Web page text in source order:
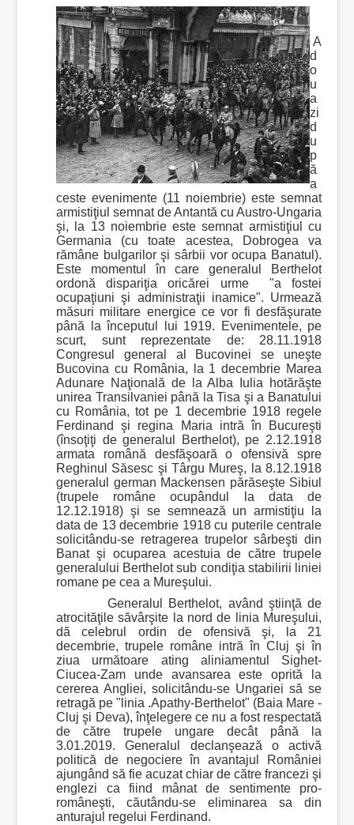
A
d
o
u
a
zi
d
u
p
ă
a
ceste evenimente (11 noiembrie) este semnat
armistiţiul semnat de Antantă cu Austro-Ungaria
şi, la 13 noiembrie este semnat armistiţiul cu
Germania (cu toate acestea, Dobrogea va
rămâne bulgarilor şi sârbii vor ocupa Banatul).
Este momentul în care generalul Berthelot
ordonă dispariţia oricărei urme "a fostei
ocupaţiuni şi administraţii inamice". Urmează
măsuri militare energice ce vor fi desfăşurate
până la începutul lui 1919. Evenimentele, pe
scurt, sunt reprezentate de: 28.11.1918
Congresul general al Bucovinei se uneşte
Bucovina cu România, la 1 decembrie Marea
Adunare Naţională de la Alba Iulia hotărăşte
unirea Transilvaniei până la Tisa şi a Banatului
cu România, tot pe 1 decembrie 1918 regele
Ferdinand şi regina Maria intră în Bucureşti
(însoţiţi de generalul Berthelot), pe 2.12.1918
armata română desfăşoară o ofensivă spre
Reghinul Săsesc şi Târgu Mureş, la 8.12.1918
generalul german Mackensen părăseşte Sibiul
(trupele române ocupândul la data de
12.12.1918) şi se semnează un armistiţiu la
data de 13 decembrie 1918 cu puterile centrale
solicitându-se retragerea trupelor sârbeşti din
Banat şi ocuparea acestuia de către trupele
generalului Berthelot sub condiţia stabilirii liniei
romane pe cea a Mureşului.
Generalul Berthelot, având ştiinţă de
atrocităţile săvârşite la nord de linia Mureşului,
dă celebrul ordin de ofensivă şi, la 21
decembrie, trupele române intră în Cluj şi în
ziua următoare ating aliniamentul Sighet-
Ciucea-Zam unde avansarea este oprită la
cererea Angliei, solicitându-se Ungariei să se
retragă pe "linia .Apathy-Berthelot" (Baia Mare -
Cluj şi Deva), înţelegere ce nu a fost respectată
de către trupele ungare decât până la
3.01.2019. Generalul declanşează o activă
politică de negociere în avantajul României
ajungând să fie acuzat chiar de către francezi şi
englezi ca fiind mânat de sentimente pro-
româneşti, căutându-se eliminarea sa din
anturajul regelui Ferdinand.